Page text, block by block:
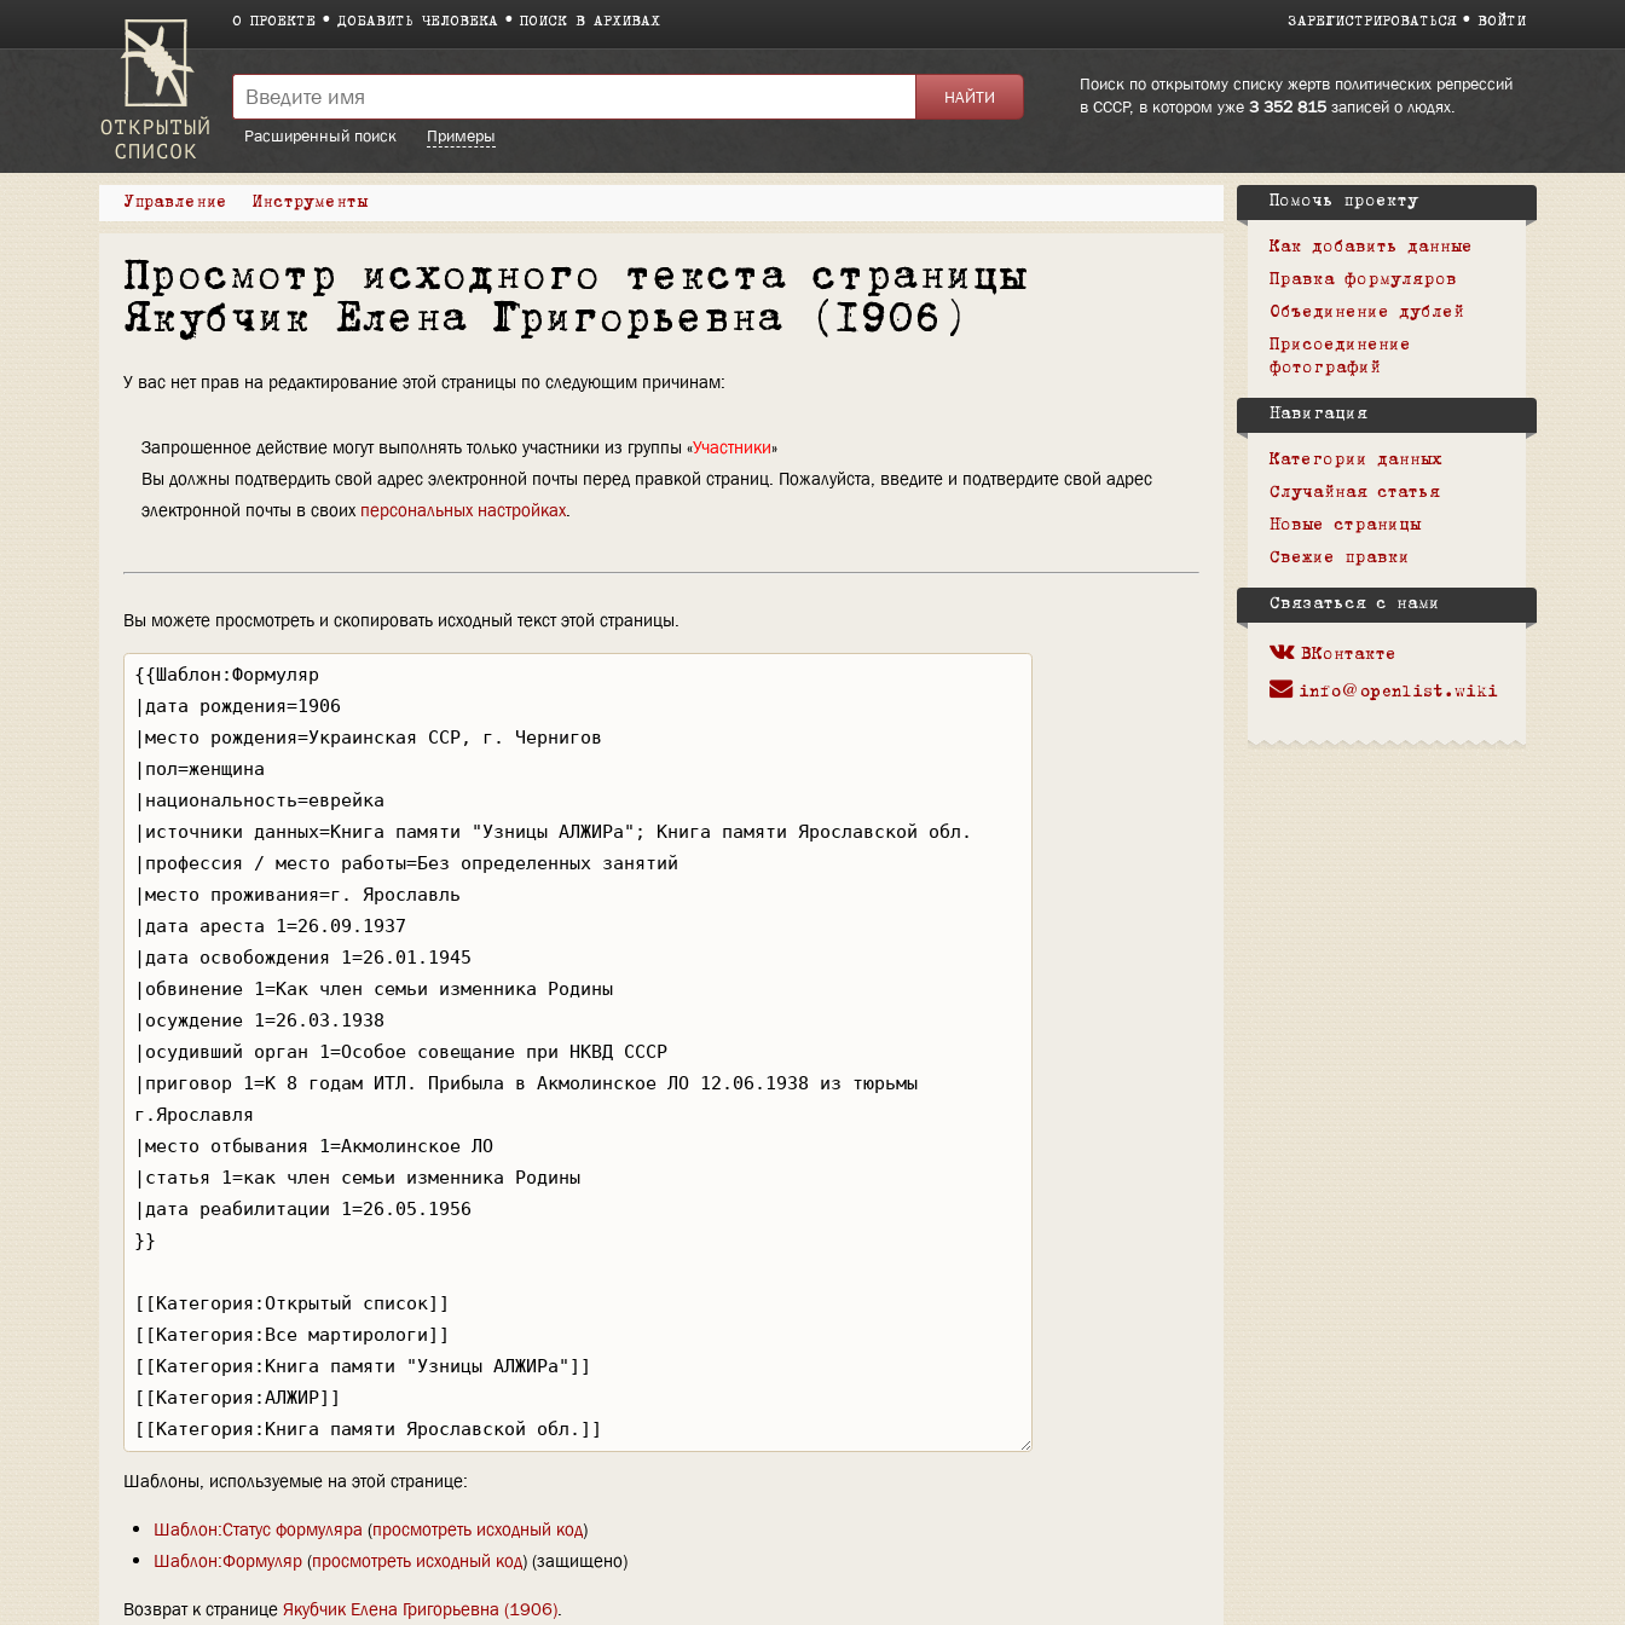
О ПРОЕКТЕ ДОБАВИТЬ ЧЕЛОВЕКА ПОИСК В АРХИВАХ ЗАРЕГИСТРИРОВАТЬСЯ ВОЙТИ
Поиск по открытому списку жертв политических репрессий
в СССР, в котором уже 3 352 815записей о людях.
Расширенный поиск
Примеры
Управление Инструменты
Просмотр исходного текста страницы
Якубчик Елена Григорьевна (1906)
У вас нет прав на редактирование этой страницы по следующим причинам:
Запрошенное действие могут выполнять только участники из группы «Участники»
Вы должны подтвердить свой адрес электронной почты перед правкой страниц. Пожалуйста, введите и подтвердите свой адрес
электронной почты в своих персональных настройках.
Вы можете просмотреть и скопировать исходный текст этой страницы.
Шаблоны, используемые на этой странице:
Шаблон:Статус формуляра (просмотреть исходный код)
Шаблон:Формуляр(просмотреть исходный код) (защищено)
Возврат к странице Якубчик Елена Григорьевна (1906).
Помочь проекту
Как добавить данные
Правка формуляров
Объединение дублей
Присоединение
фотографий
Навигация
Категории данных
Случайная статья
Новые страницы
Свежие правки
Связаться с нами
ВКонтакте
info@openlist.wiki